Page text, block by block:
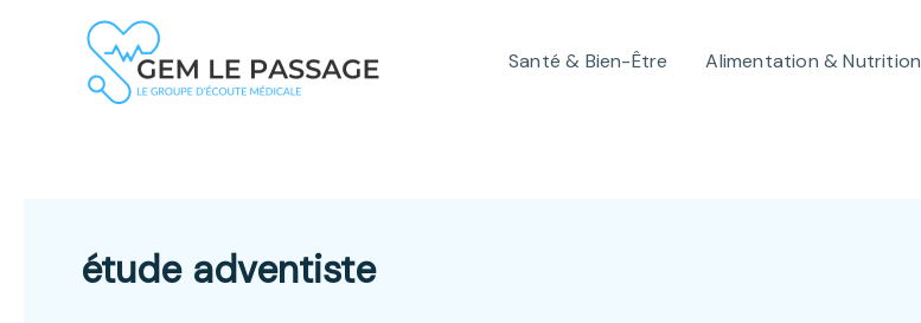
Santé & Bien-Être Alimentation & Nutrition
étude adventiste